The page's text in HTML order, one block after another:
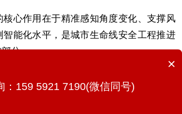
核心作用在于精准感知角度变化、支撑风
智能化水平，是城市生命线安全工程推进
分。
×
：159 5921 7190(微信同号)